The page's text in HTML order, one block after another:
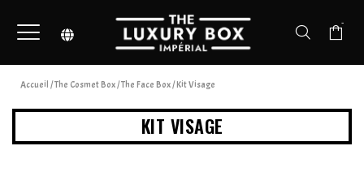
-
Accueil /The Cosmet Box/The Face Box/ Kit Visage
KIT VISAGE